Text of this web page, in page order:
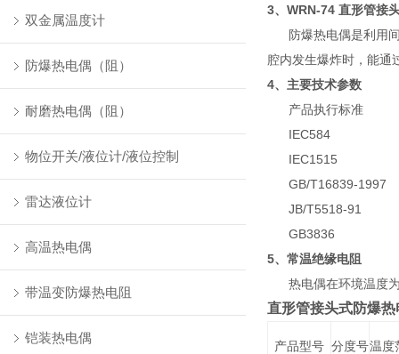
双金属温度计
防爆热电偶（阻）
耐磨热电偶（阻）
物位开关/液位计/液位控制
雷达液位计
高温热电偶
带温变防爆热电阻
铠装热电偶
3、 WRN-74 直形管接
防爆热电偶是利用间
腔内发生爆炸时，能通
4、主要技术参数
产品执行标准
IEC584
IEC1515
GB/T16839-1997
JB/T5518-91
GB3836
5、常温绝缘电阻
热电偶在环境温度为
直形管接头式防爆
产品型号 分度号温度